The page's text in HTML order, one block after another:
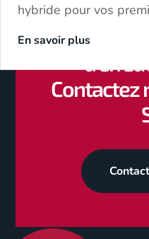
hybride pour vos
En savoir plus
Des
d’en
Contactez